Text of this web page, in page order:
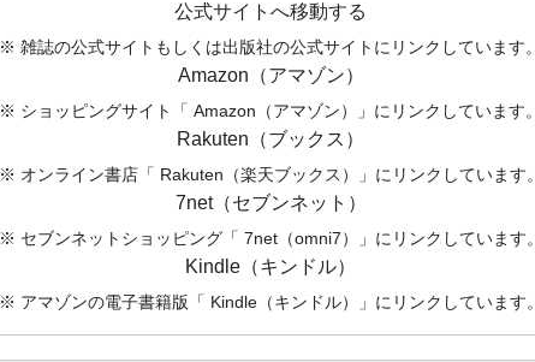
公式サイトへ移動する
※ 雑誌の公式サイトもしくは出版社の公式サイトにリンクしています。
Amazon（アマゾン）
※ ショッピングサイト「 Amazon（アマゾン）」にリンクしています。
Rakuten（ブックス）
※ オンライン書店「 Rakuten（楽天ブックス）」にリンクしています。
7net（セブンネット）
※ セブンネットショッピング「 7net（omni7）」にリンクしています。
Kindle（キンドル）
※ アマゾンの電子書籍版「 Kindle（キンドル）」にリンクしています。